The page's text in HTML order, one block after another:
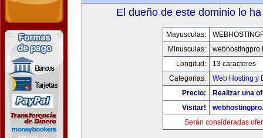
El dueño de este dominio lo
Mayusculas:
Minusculas:
Longitud:
13 caracteres
Categorias:
Web Hosting y
Precio:
Realizar una
Visitar!
Serán consideradas